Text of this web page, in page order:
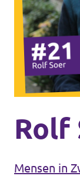
Agenda
Doneer
Rolf
Mensen in